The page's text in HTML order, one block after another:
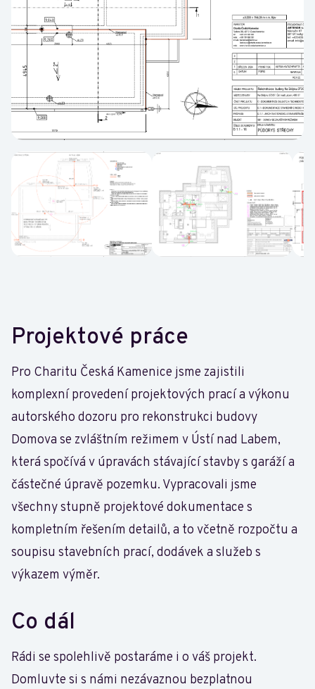
Projektové práce
Pro Charitu Česká Kamenice jsme zajistili
komplexní provedení projektových prací a výkonu
autorského dozoru pro rekonstrukci budovy
Domova se zvláštním režimem v Ústí nad Labem,
která spočívá v úpravách stávající stavby s garáží a
částečné úpravě pozemku. Vypracovali jsme
všechny stupně projektové dokumentace s
kompletním řešením detailů, a to včetně rozpočtu a
soupisu stavebních prací, dodávek a služeb s
výkazem výměr.
Co dál
Rádi se spolehlivě postaráme i o váš projekt.
Domluvte si s námi nezávaznou bezplatnou